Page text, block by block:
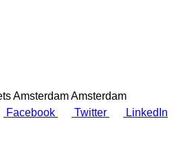
Amsterdam
Facebook Twitter LinkedIn